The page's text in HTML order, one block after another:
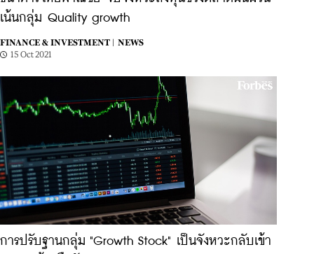
เน้นกลุ่ม Quality growth
FINANCE & INVESTMENT |
NEWS
15 Oct 2021
การปรับฐานกลุ่ม "Growth Stock" เป็นจังหวะกลับเข้า